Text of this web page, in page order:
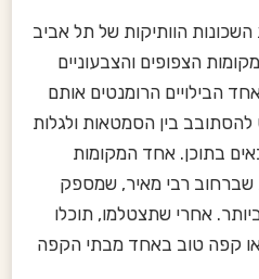
הוותיקות של תל אביב
הצפופים והצבעוניים
הבילויים הרומנטים אותם
בין הסמטאות ולגלות
בתוכן. אחד המקומות
שברחוב רבי מאיר, שמספק
אחרי שתצטלמו, תוכלו
קפה טוב באחד מבתי הקפה